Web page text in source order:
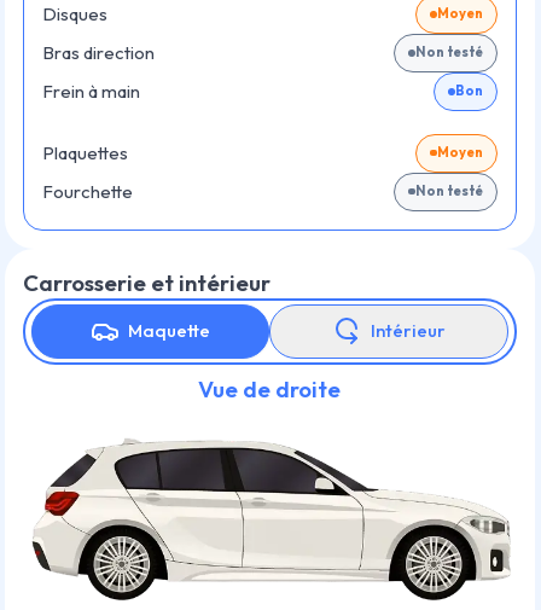
Disques Moyen
Bras direction Non testé
Frein à main Bon
Plaquettes Moyen
Fourchette Non testé
Carrosserie et intérieur
Maquette Intérieur
Vue de droite